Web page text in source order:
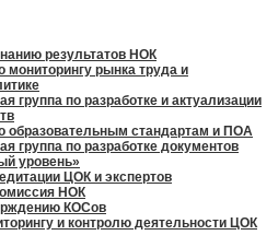
результатов НОК
мониторингу рынка труда и
группа по разработке и актуализации
образовательным стандартам и ПОА
группа по разработке документов
уровень»
ЦОК и экспертов
НОК
КОСов
и контролю деятельности ЦОК